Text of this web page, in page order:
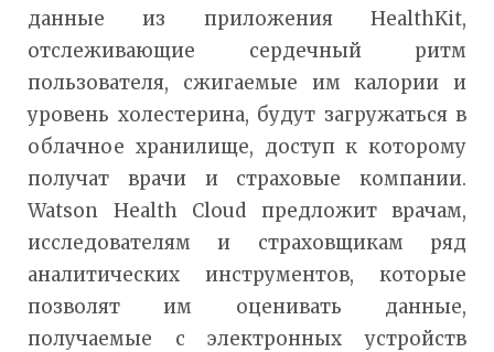
данные из приложения HealthKit,
отслеживающие сердечный ритм
пользователя, сжигаемые им калории и
уровень холестерина, будут загружаться в
облачное хранилище, доступ к которому
получат врачи и страховые компании.
Watson Health Cloud предложит врачам,
исследователям и страховщикам ряд
аналитических инструментов, которые
позволят им оценивать данные,
получаемые с электронных устройств